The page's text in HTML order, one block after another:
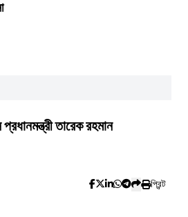
তারেক রহমান
প্রিন্ট